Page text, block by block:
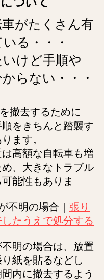
がたくさん有
る・・・
けど手順や
らない・・・
撤去するために
をきちんと踏襲す
ます。
高額な自転車も増
め、大きなトラブル
能性もありま
不明の場合｜ 張り
たうえで処分する
明の場合は、放置
紙を貼るなどし
内に撤去するよう